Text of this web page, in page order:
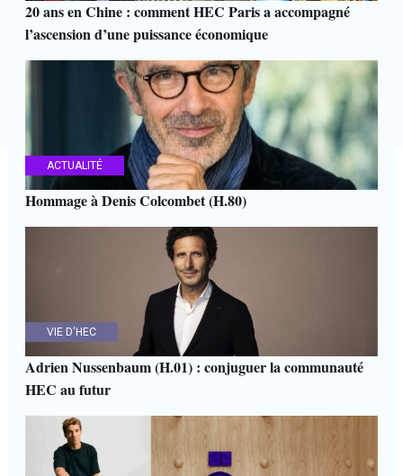
20 ans en Chine : comment HEC Paris a accompagné
l’ascension d’une puissance économique
ACTUALITÉ
Hommage à Denis Colcombet (H.80)
VIE D'HEC
Adrien Nussenbaum (H.01) : conjuguer la communauté
HEC au futur